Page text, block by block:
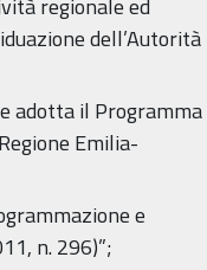
regionale ed
dell’Autorità
adotta il Programma
Emilia-
e
n. 296)”;